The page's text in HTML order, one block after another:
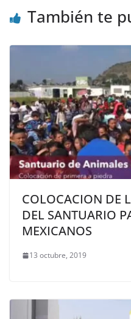
También te
COLOCACION DE
DEL SANTUARIO
MEXICANOS
13 octubre, 2019